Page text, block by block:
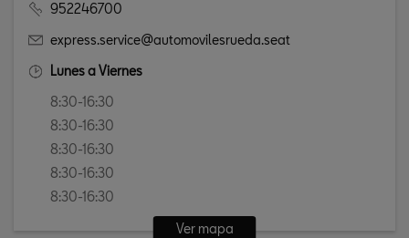
952246700
express.service@automovilesrueda.seat
Lunes a Viernes
8:30-16:30
8:30-16:30
8:30-16:30
8:30-16:30
8:30-16:30
Ver mapa